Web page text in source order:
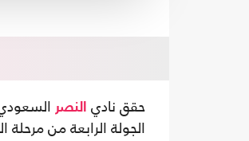
حقق نادي النصر
الجولة الرابعة من